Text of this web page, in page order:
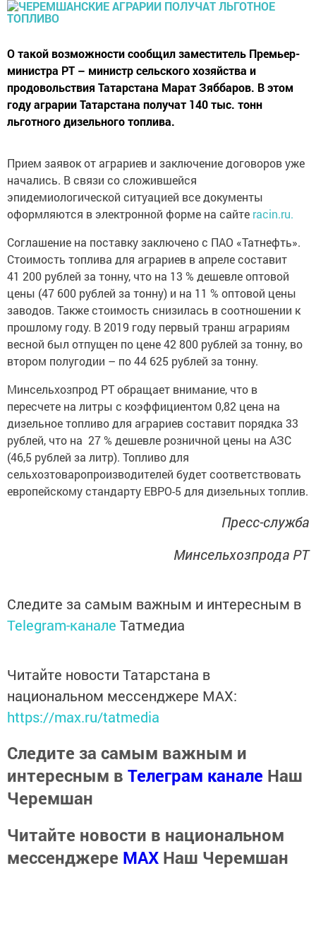
О такой возможности сообщил заместитель Премьер-
министра РТ – министр сельского хозяйства и
продовольствия Татарстана Марат Зяббаров. В этом
году аграрии Татарстана получат 140 тыс. тонн
льготного дизельного топлива.
Прием заявок от аграриев и заключение договоров уже
начались. В связи со сложившейся
эпидемиологической ситуацией все документы
оформляются в электронной форме на сайте racin.ru.
Соглашение на поставку заключено с ПАО «Татнефть».
Стоимость топлива для аграриев в апреле составит
41 200 рублей за тонну, что на 13 % дешевле оптовой
цены (47 600 рублей за тонну) и на 11 % оптовой цены
заводов. Также стоимость снизилась в соотношении к
прошлому году. В 2019 году первый транш аграриям
весной был отпущен по цене 42 800 рублей за тонну, во
втором полугодии – по 44 625 рублей за тонну.
Минсельхозпрод РТ обращает внимание, что в
пересчете на литры с коэффициентом 0,82 цена на
дизельное топливо для аграриев составит порядка 33
рублей, что на 27 % дешевле розничной цены на АЗС
(46,5 рублей за литр). Топливо для
сельхозтоваропроизводителей будет соответствовать
европейскому стандарту ЕВРО-5 для дизельных топлив.
Пресс-служба
Минсельхозпрода РТ
Следите за самым важным и интересным в
Telegram-канале Татмедиа
Читайте новости Татарстана в
национальном мессенджере MАХ:
https://max.ru/tatmedia
Следите за самым важным и
интересным в Телеграм канале Наш
Черемшан
Читайте новости в национальном
мессенджере MАХ Наш Черемшан